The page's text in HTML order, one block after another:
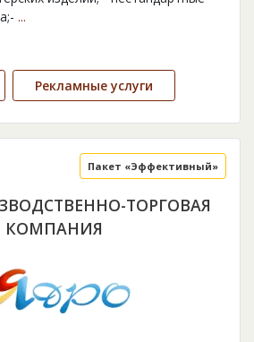
...
Рекламные услуги
ТОРГОВАЯ
КОМПАНИЯ
Пакет «Эффективный»